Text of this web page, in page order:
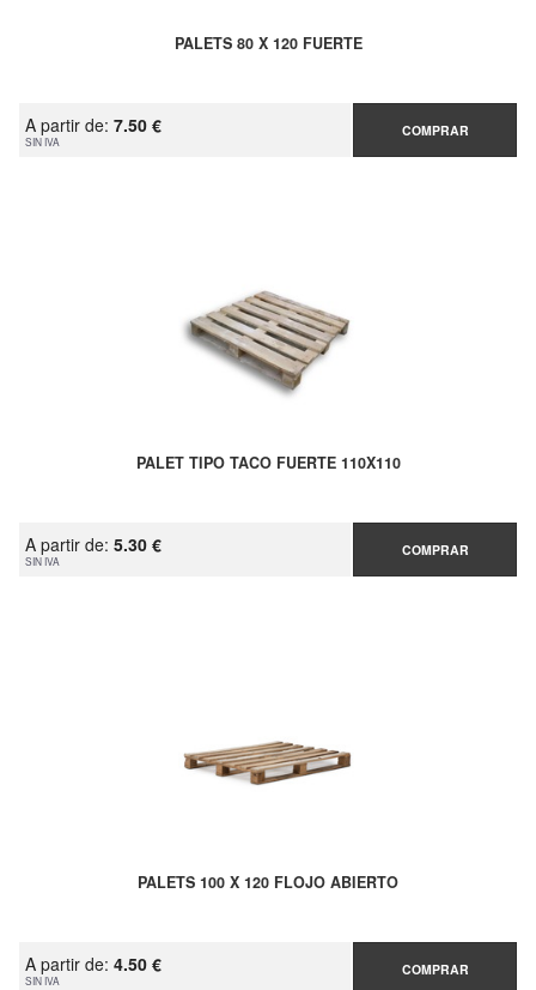
PALETS 80 X 120 FUERTE
A partir de: 7.50 €
SIN IVA
COMPRAR
PALET TIPO TACO FUERTE 110X110
A partir de: 5.30 €
SIN IVA
COMPRAR
PALETS 100 X 120 FLOJO ABIERTO
A partir de: 4.50 €
SIN IVA
COMPRAR